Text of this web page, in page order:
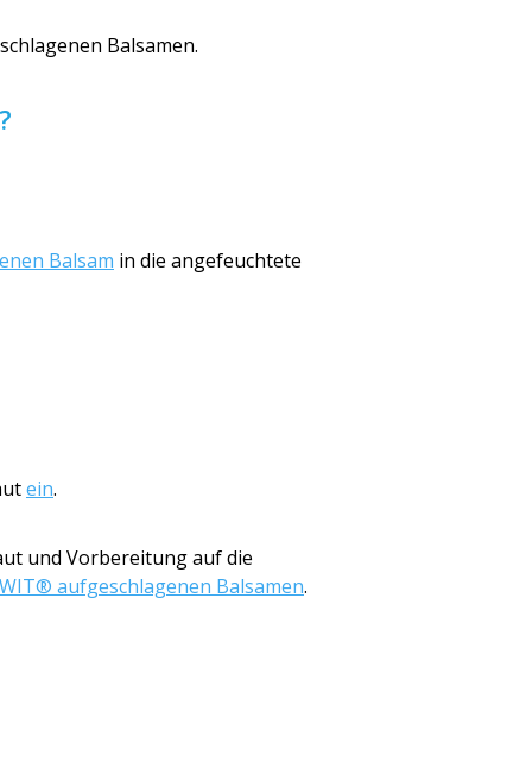
Balsamen.
Balsam in die angefeuchtete
ein.
und Vorbereitung auf die
aufgeschlagenen Balsamen.